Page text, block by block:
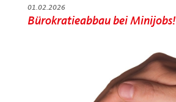
01.02.2026
Bürokratieabbau bei Minijobs!